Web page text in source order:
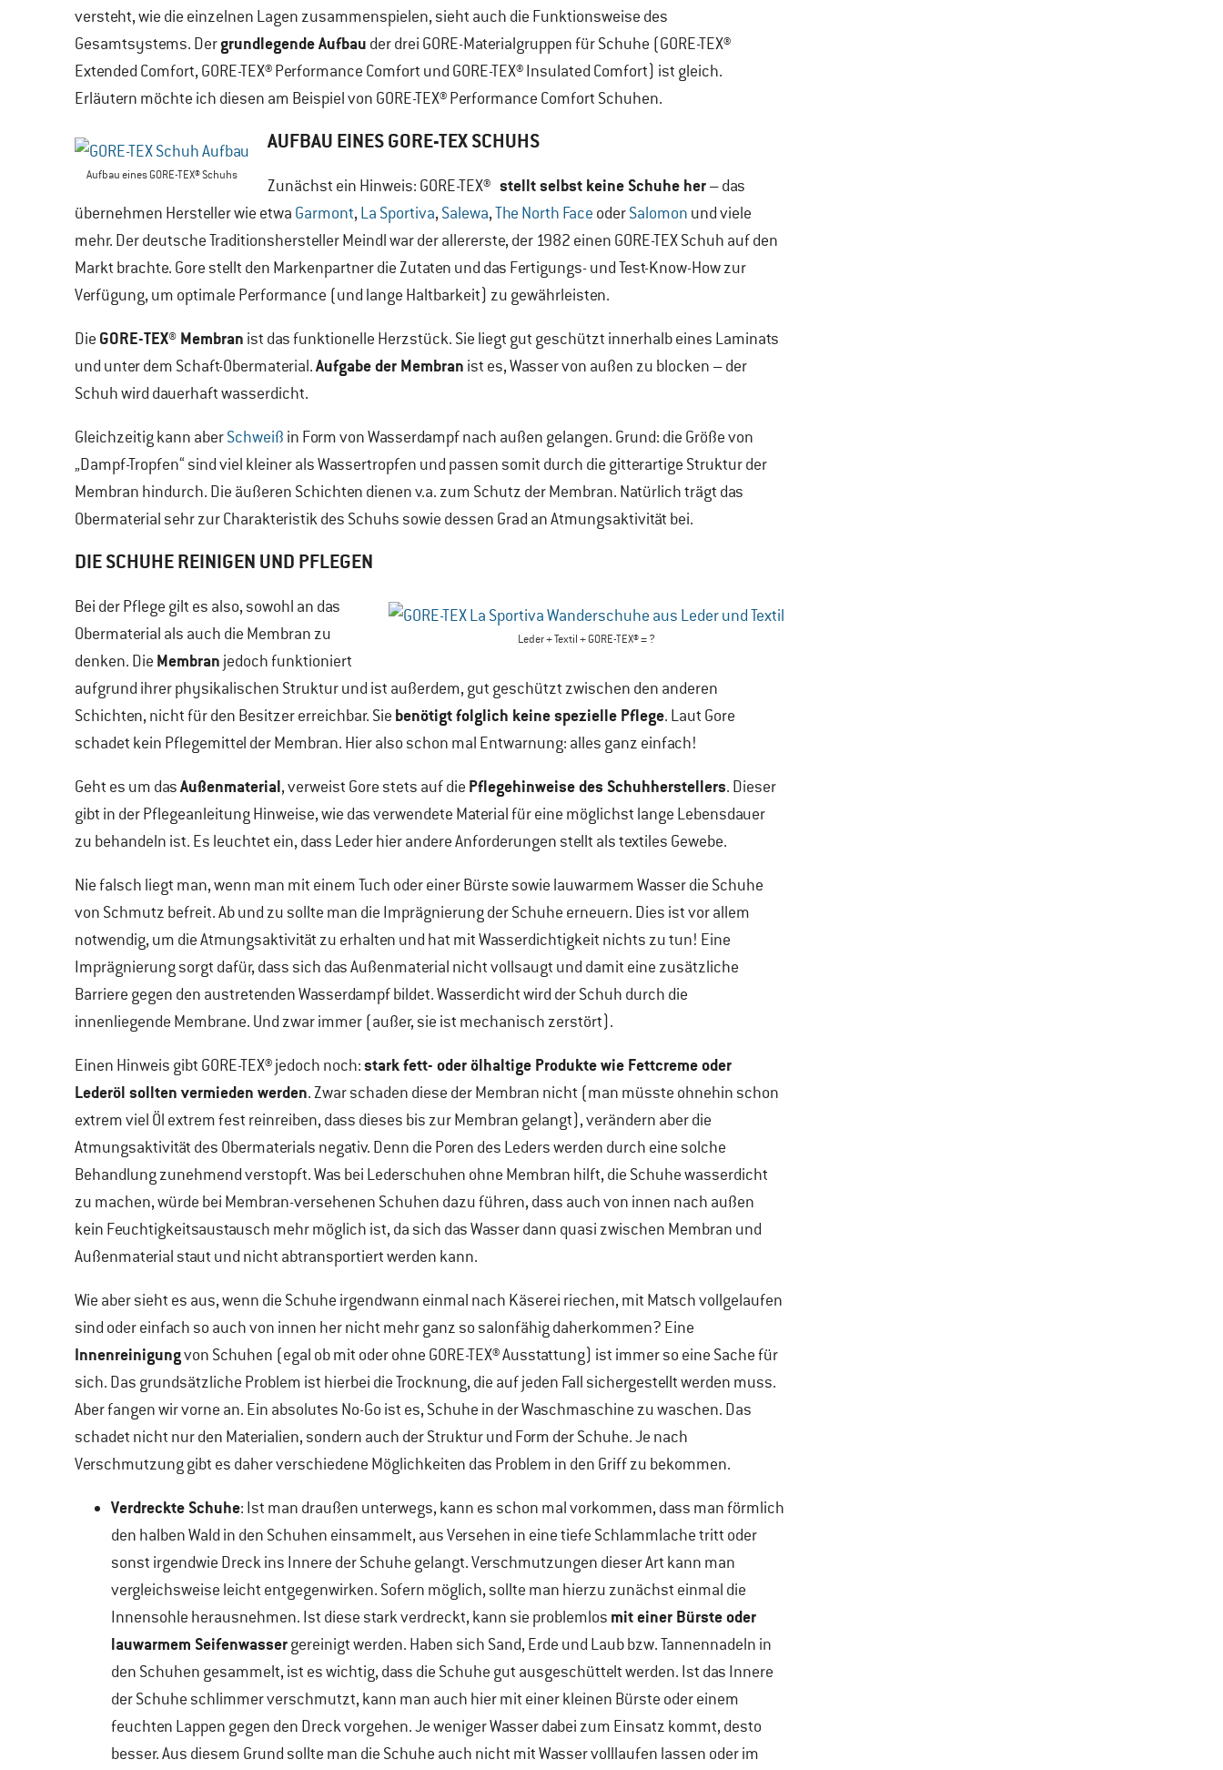
versteht, wie die einzelnen Lagen zusammenspielen, sieht auch die Funktionsweise des
Gesamtsystems. Dergrundlegende Aufbau der drei GORE-Materialgruppen für Schuhe (GORE-TEX®
Extended Comfort, GORE-TEX® Performance Comfort und GORE-TEX® Insulated Comfort) ist gleich.
Erläutern möchte ich diesen am Beispiel von GORE-TEX® Performance Comfort Schuhen.
Aufbau eines GORE-TEX® Schuhs
AUFBAU EINES GORE-TEX SCHUHS
Zunächst ein Hinweis: GORE-TEX® stellt selbst keine Schuhe her– das
übernehmen Hersteller wie etwa Garmont, La Sportiva, Salewa,The North Face oderSalomon und viele
mehr. Der deutsche Traditionshersteller Meindl war der allererste, der 1982 einen GORE-TEX Schuh auf den
Markt brachte. Gore stellt den Markenpartner die Zutaten und das Fertigungs- und Test-Know-How zur
Verfügung, um optimale Performance (und lange Haltbarkeit) zu gewährleisten.
Die GORE-TEX® Membran ist das funktionelle Herzstück. Sie liegt gut geschützt innerhalb eines Laminats
und unter dem Schaft-Obermaterial.Aufgabe der Membran ist es, Wasser von außen zu blocken – der
Schuh wird dauerhaft wasserdicht.
Gleichzeitig kann aberSchweiß in Form von Wasserdampf nach außen gelangen. Grund: die Größe von
„Dampf-Tropfen“ sind viel kleiner als Wassertropfen und passen somit durch die gitterartige Struktur der
Membran hindurch. Die äußeren Schichten dienen v.a. zum Schutz der Membran. Natürlich trägt das
Obermaterial sehr zur Charakteristik des Schuhs sowie dessen Grad an Atmungsaktivität bei.
DIE SCHUHE REINIGEN UND PFLEGEN
Leder + Textil + GORE-TEX® = ?
Bei der Pflege gilt es also, sowohl an das
Obermaterial als auch die Membran zu
denken. Die Membran jedoch funktioniert
aufgrund ihrer physikalischen Struktur und ist außerdem, gut geschützt zwischen den anderen
Schichten, nicht für den Besitzer erreichbar. Sie benötigt folglich keine spezielle Pflege. Laut Gore
schadet kein Pflegemittel der Membran. Hier also schon mal Entwarnung: alles ganz einfach!
Geht es um dasAußenmaterial, verweist Gore stets auf die Pflegehinweise des Schuhherstellers. Dieser
gibt in der Pflegeanleitung Hinweise, wie das verwendete Material für eine möglichst lange Lebensdauer
zu behandeln ist. Es leuchtet ein, dass Leder hier andere Anforderungen stellt als textiles Gewebe.
Nie falsch liegt man, wenn man mit einem Tuch oder einer Bürste sowie lauwarmem Wasser die Schuhe
von Schmutz befreit. Ab und zu sollte man die Imprägnierung der Schuhe erneuern. Dies ist vor allem
notwendig, um die Atmungsaktivität zu erhalten und hat mit Wasserdichtigkeit nichts zu tun! Eine
Imprägnierung sorgt dafür, dass sich das Außenmaterial nicht vollsaugt und damit eine zusätzliche
Barriere gegen den austretenden Wasserdampf bildet. Wasserdicht wird der Schuh durch die
innenliegende Membrane. Und zwar immer (außer, sie ist mechanisch zerstört).
Einen Hinweis gibt GORE-TEX® jedoch noch:stark fett- oder ölhaltige Produkte wie Fettcreme oder
Lederöl sollten vermieden werden. Zwar schaden diese der Membran nicht (man müsste ohnehin schon
extrem viel Öl extrem fest reinreiben, dass dieses bis zur Membran gelangt), verändern aber die
Atmungsaktivität des Obermaterials negativ. Denn die Poren des Leders werden durch eine solche
Behandlung zunehmend verstopft. Was bei Lederschuhen ohne Membran hilft, die Schuhe wasserdicht
zu machen, würde bei Membran-versehenen Schuhen dazu führen, dass auch von innen nach außen
kein Feuchtigkeitsaustausch mehr möglich ist, da sich das Wasser dann quasi zwischen Membran und
Außenmaterial staut und nicht abtransportiert werden kann.
Wie aber sieht es aus, wenn die Schuhe irgendwann einmal nach Käserei riechen, mit Matsch vollgelaufen
sind oder einfach so auch von innen her nicht mehr ganz so salonfähig daherkommen? Eine
Innenreinigungvon Schuhen (egal ob mit oder ohne GORE-TEX® Ausstattung) ist immer so eine Sache für
sich. Das grundsätzliche Problem ist hierbei die Trocknung, die auf jeden Fall sichergestellt werden muss.
Aber fangen wir vorne an. Ein absolutes No-Go ist es, Schuhe in der Waschmaschine zu waschen. Das
schadet nicht nur den Materialien, sondern auch der Struktur und Form der Schuhe. Je nach
Verschmutzung gibt es daher verschiedene Möglichkeiten das Problem in den Griff zu bekommen.
Verdreckte Schuhe: Ist man draußen unterwegs, kann es schon mal vorkommen, dass man förmlich
den halben Wald in den Schuhen einsammelt, aus Versehen in eine tiefe Schlammlache tritt oder
sonst irgendwie Dreck ins Innere der Schuhe gelangt. Verschmutzungen dieser Art kann man
vergleichsweise leicht entgegenwirken. Sofern möglich, sollte man hierzu zunächst einmal die
Innensohle herausnehmen. Ist diese stark verdreckt, kann sie problemlos mit einer Bürste oder
lauwarmem Seifenwassergereinigt werden. Haben sich Sand, Erde und Laub bzw. Tannennadeln in
den Schuhen gesammelt, ist es wichtig, dass die Schuhe gut ausgeschüttelt werden. Ist das Innere
der Schuhe schlimmer verschmutzt, kann man auch hier mit einer kleinen Bürste oder einem
feuchten Lappen gegen den Dreck vorgehen. Je weniger Wasser dabei zum Einsatz kommt, desto
besser. Aus diesem Grund sollte man die Schuhe auch nicht mit Wasser volllaufen lassen oder im